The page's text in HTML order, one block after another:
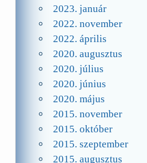
2023. január
2022. november
2022. április
2020. augusztus
2020. július
2020. június
2020. május
2015. november
2015. október
2015. szeptember
2015. augusztus